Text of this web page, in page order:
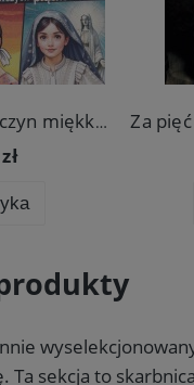
Serce9 dla dziewczyn miękka oprawa
Ta sekcja to